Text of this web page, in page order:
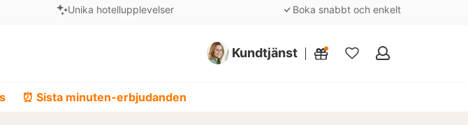
Unika hotellupplevelser Boka snabbt och enkelt
Kundtjänst
Mina
⏰ Sista minuten-erbjudanden